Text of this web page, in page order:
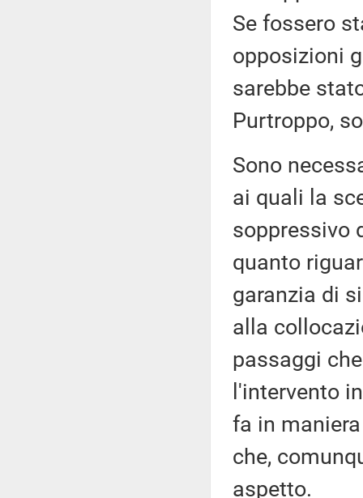
Se fossero
opposizioni
sarebbe
Purtroppo,
Sono
ai quali la
soppressivo
quanto
garanzia di
alla
passaggi
l'intervento
fa in
che,
aspetto.